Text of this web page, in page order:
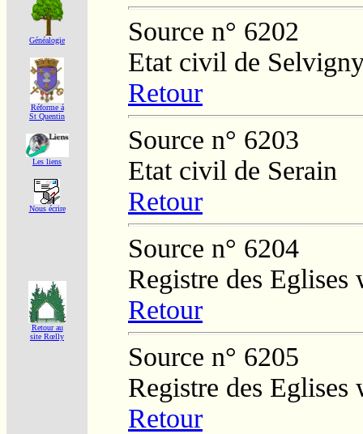
Généalogie
Réforme á
St Quentin
Les liens
Nous écrire
Retour au
site Rœlly
Source n° 6202
Etat civil de
Retour
Source n° 6203
Etat civil de Serain
Retour
Source n° 6204
Registre des
Retour
Source n° 6205
Registre des
Retour